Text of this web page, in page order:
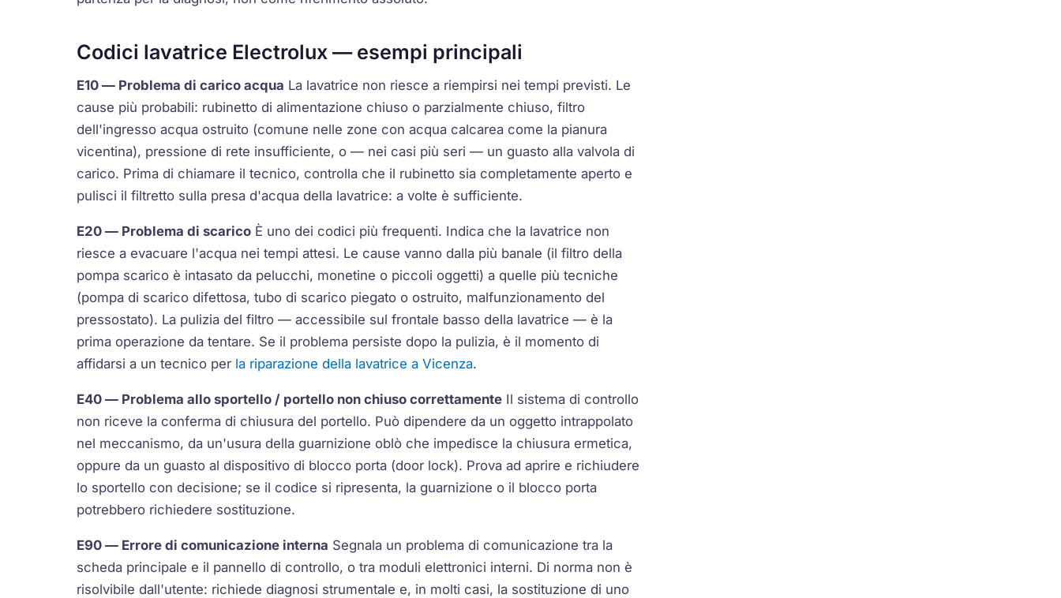
Codici lavatrice Electrolux — esempi principali
E10 — Problema di carico acqua La lavatrice non riesce a riempirsi nei tempi previsti. Le
cause più probabili: rubinetto di alimentazione chiuso o parzialmente chiuso, filtro
dell'ingresso acqua ostruito (comune nelle zone con acqua calcarea come la pianura
vicentina), pressione di rete insufficiente, o — nei casi più seri — un guasto alla valvola di
carico. Prima di chiamare il tecnico, controlla che il rubinetto sia completamente aperto e
pulisci il filtretto sulla presa d'acqua della lavatrice: a volte è sufficiente.
E20 — Problema di scarico È uno dei codici più frequenti. Indica che la lavatrice non
riesce a evacuare l'acqua nei tempi attesi. Le cause vanno dalla più banale (il filtro della
pompa scarico è intasato da pelucchi, monetine o piccoli oggetti) a quelle più tecniche
(pompa di scarico difettosa, tubo di scarico piegato o ostruito, malfunzionamento del
pressostato). La pulizia del filtro — accessibile sul frontale basso della lavatrice — è la
prima operazione da tentare. Se il problema persiste dopo la pulizia, è il momento di
affidarsi a un tecnico per la riparazione della lavatrice a Vicenza.
E40 — Problema allo sportello / portello non chiuso correttamente Il sistema di controllo
non riceve la conferma di chiusura del portello. Può dipendere da un oggetto intrappolato
nel meccanismo, da un'usura della guarnizione oblò che impedisce la chiusura ermetica,
oppure da un guasto al dispositivo di blocco porta (door lock). Prova ad aprire e richiudere
lo sportello con decisione; se il codice si ripresenta, la guarnizione o il blocco porta
potrebbero richiedere sostituzione.
E90 — Errore di comunicazione interna Segnala un problema di comunicazione tra la
scheda principale e il pannello di controllo, o tra moduli elettronici interni. Di norma non è
risolvibile dall'utente: richiede diagnosi strumentale e, in molti casi, la sostituzione di uno